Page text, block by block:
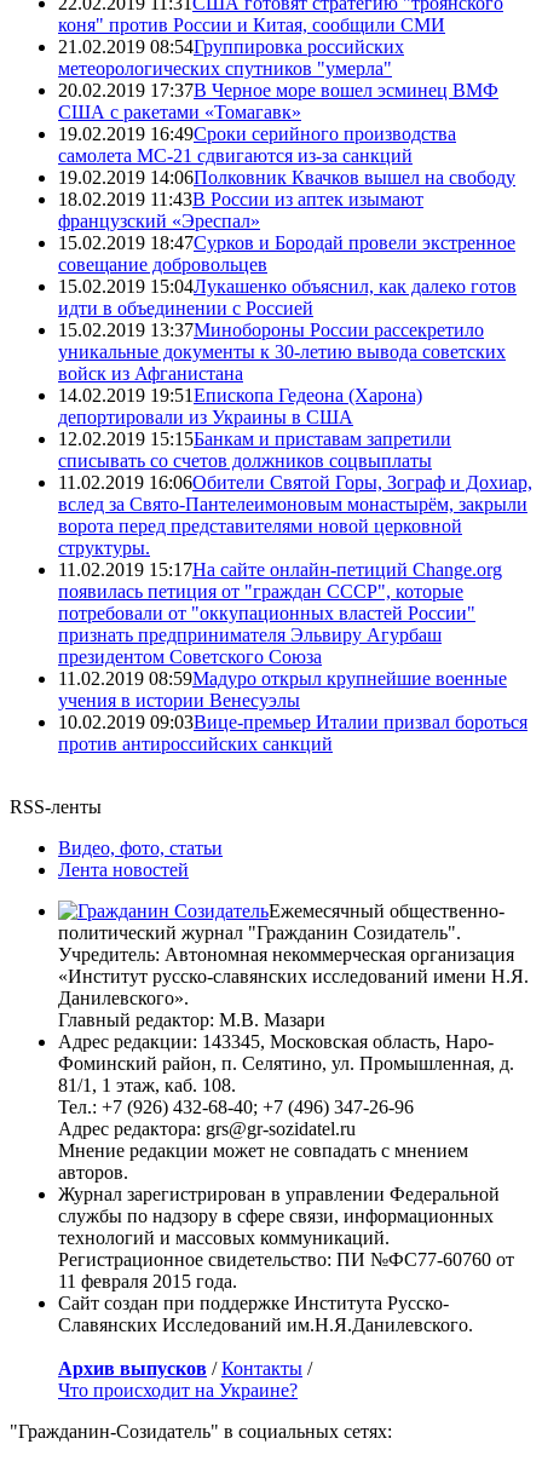
коня" против России и Китая, сообщили СМИ
21.02.2019 08:54Группировка российских
метеорологических спутников "умерла"
20.02.2019 17:37В Черное море вошел эсминец ВМФ
США с ракетами «Томагавк»
19.02.2019 16:49Сроки серийного производства
самолета МС-21 сдвигаются из-за санкций
19.02.2019 14:06Полковник Квачков вышел на свободу
18.02.2019 11:43В России из аптек изымают
французский «Эреспал»
15.02.2019 18:47Сурков и Бородай провели экстренное
совещание добровольцев
15.02.2019 15:04Лукашенко объяснил, как далеко готов
идти в объединении с Россией
15.02.2019 13:37Минобороны России рассекретило
уникальные документы к 30-летию вывода советских
войск из Афганистана
14.02.2019 19:51Епископа Гедеона (Харона)
депортировали из Украины в США
12.02.2019 15:15Банкам и приставам запретили
списывать со счетов должников соцвыплаты
11.02.2019 16:06Обители Святой Горы, Зограф и Дохиар,
вслед за Свято-Пантелеимоновым монастырём, закрыли
ворота перед представителями новой церковной
структуры.
11.02.2019 15:17На сайте онлайн-петиций Change.org
появилась петиция от "граждан СССР", которые
потребовали от "оккупационных властей России"
признать предпринимателя Эльвиру Агурбаш
президентом Советского Союза
11.02.2019 08:59Мадуро открыл крупнейшие военные
учения в истории Венесуэлы
10.02.2019 09:03Вице-премьер Италии призвал бороться
против антироссийских санкций
RSS-ленты
Видео, фото, статьи
Лента новостей
Ежемесячный общественно-
политический журнал "Гражданин Созидатель".
Учредитель: Автономная некоммерческая организация
«Институт русско-славянских исследований имени Н.Я.
Данилевского».
Главный редактор: М.В. Мазари
Адрес редакции: 143345, Московская область, Наро-
Фоминский район, п. Селятино, ул. Промышленная, д.
81/1, 1 этаж, каб. 108.
Тел.: +7 (926) 432-68-40; +7 (496) 347-26-96
Адрес редактора: grs@gr-sozidatel.ru
Мнение редакции может не совпадать с мнением
авторов.
Журнал зарегистрирован в управлении Федеральной
службы по надзору в сфере связи, информационных
технологий и массовых коммуникаций.
Регистрационное свидетельство: ПИ №ФС77-60760 от
11 февраля 2015 года.
Сайт создан при поддержке Института Русско-
Славянских Исследований им.Н.Я.Данилевского.
Архив выпусков /Контакты /
Что происходит на Украине?
"Гражданин-Созидатель" в социальных сетях: